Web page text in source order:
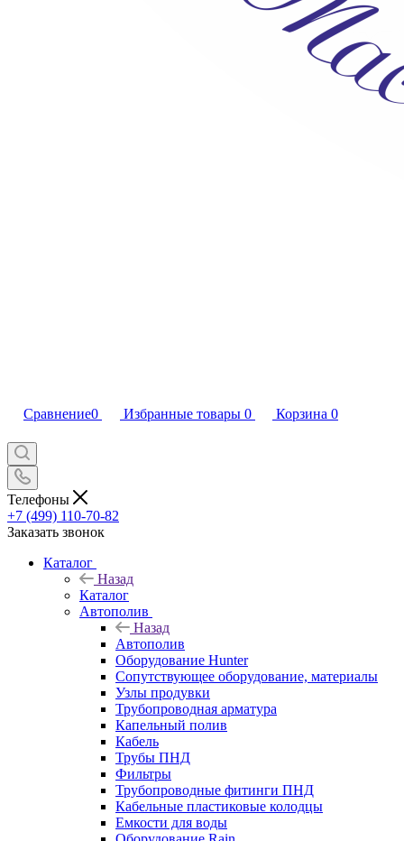
Сравнение0 Избранные товары 0 Корзина 0
Телефоны
+7 (499) 110-70-82
Заказать звонок
Каталог
Назад
Каталог
Автополив
Назад
Автополив
Оборудование Hunter
Сопутствующее оборудование, материалы
Узлы продувки
Трубопроводная арматура
Капельный полив
Кабель
Трубы ПНД
Фильтры
Трубопроводные фитинги ПНД
Кабельные пластиковые колодцы
Емкости для воды